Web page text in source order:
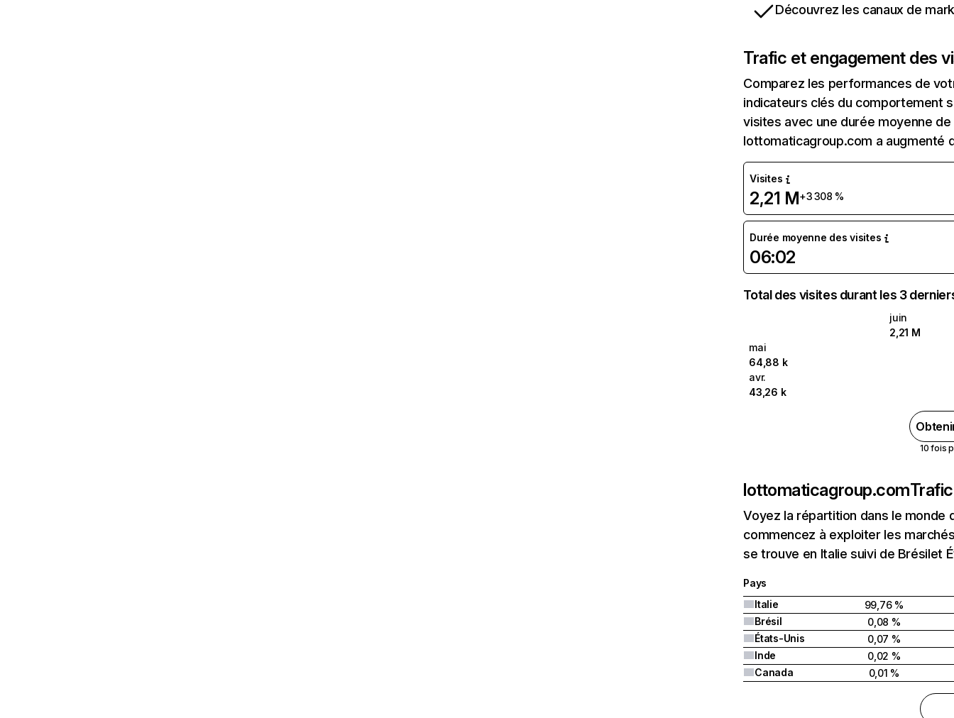
Découvrez les canaux de
Trafic et engagement des
Comparez les performances de
indicateurs clés du comportement
visites avec une durée moyenne
lottomaticagroup.com a augmenté
Visites
2,21 M+3 308 %
Durée moyenne des visites
06:02
Total des visites durant les 3
juin
2,21 M
mai
64,88 k
avr.
43,26 k
10 fois
lottomaticagroup.com
Voyez la répartition dans le
commencez à exploiter les
se trouve en Italie suivi de Brésilet
Pays
Italie
99,76 %
Brésil
0,08 %
États-Unis
0,07 %
Inde
0,02 %
Canada
0,01 %